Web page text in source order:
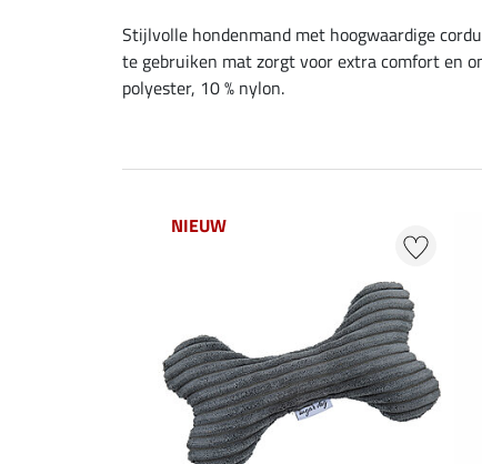
Stijlvolle hondenmand met hoogwaardige
te gebruiken mat zorgt voor extra comfort en
polyester, 10 % nylon.
NIEUW